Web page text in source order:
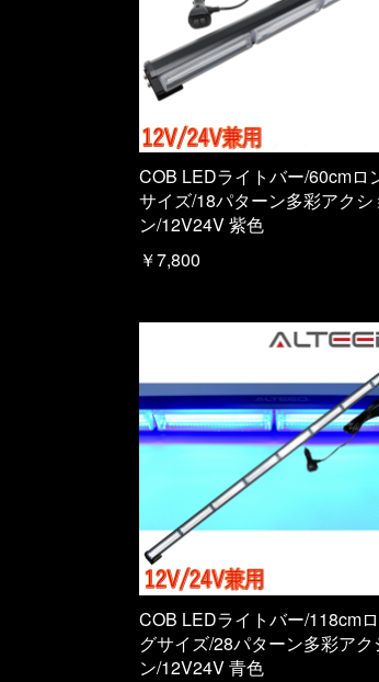
COB LEDライトバー/60cmロ
サイズ/18パターン多彩アクシ
ン/12V24V 紫色
￥7,800
COB LEDライトバー/118cm
グサイズ/28パターン多彩アク
ン/12V24V 青色